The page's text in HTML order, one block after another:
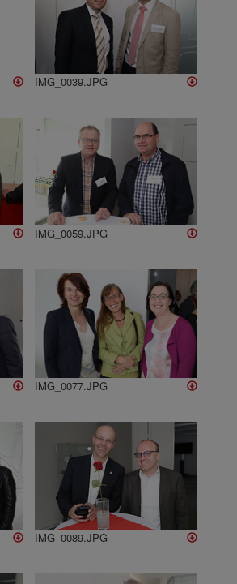
IMG_0039.JPG
IMG_0059.JPG
IMG_0077.JPG
IMG_0089.JPG